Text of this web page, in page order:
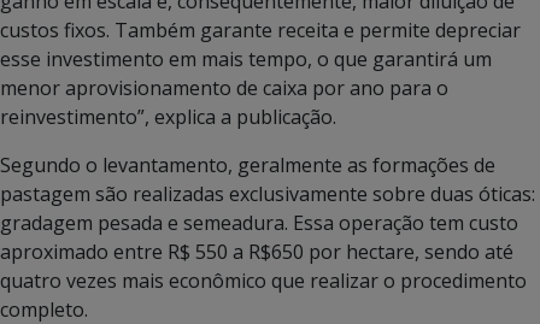
custos fixos. Também garante receita e permite depreciar
esse investimento em mais tempo, o que garantirá um
menor aprovisionamento de caixa por ano para o
reinvestimento”, explica a publicação.
Segundo o levantamento, geralmente as formações de
pastagem são realizadas exclusivamente sobre duas óticas:
gradagem pesada e semeadura. Essa operação tem custo
aproximado entre R$ 550 a R$650 por hectare, sendo até
quatro vezes mais econômico que realizar o procedimento
completo.